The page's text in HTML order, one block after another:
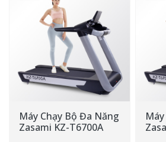
Máy Chạy Bộ Đa Năng
Zasami KZ-T6700A